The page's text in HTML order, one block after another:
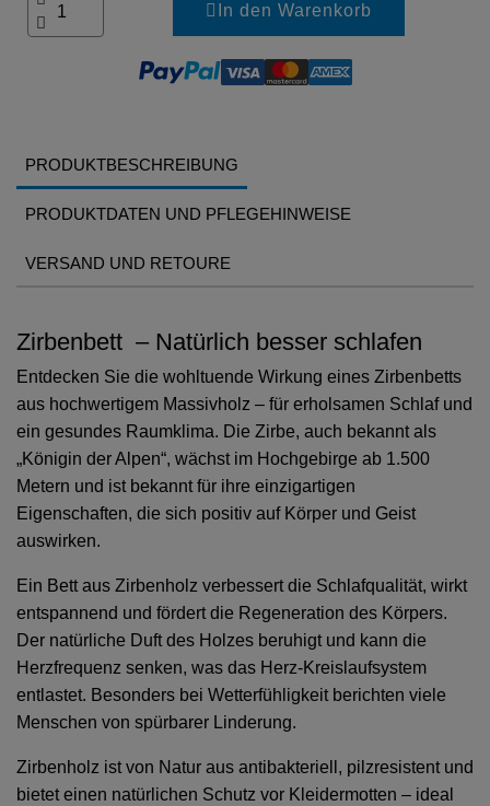
In den Warenkorb
PRODUKTBESCHREIBUNG
PRODUKTDATEN UND PFLEGEHINWEISE
VERSAND UND RETOURE
Zirbenbett – Natürlich besser schlafen
Entdecken Sie die wohltuende Wirkung eines Zirbenbetts
aus hochwertigem Massivholz – für erholsamen Schlaf und
ein gesundes Raumklima. Die Zirbe, auch bekannt als
„Königin der Alpen“, wächst im Hochgebirge ab 1.500
Metern und ist bekannt für ihre einzigartigen
Eigenschaften, die sich positiv auf Körper und Geist
auswirken.
Ein Bett aus Zirbenholz verbessert die Schlafqualität, wirkt
entspannend und fördert die Regeneration des Körpers.
Der natürliche Duft des Holzes beruhigt und kann die
Herzfrequenz senken, was das Herz-Kreislaufsystem
entlastet. Besonders bei Wetterfühligkeit berichten viele
Menschen von spürbarer Linderung.
Zirbenholz ist von Natur aus antibakteriell, pilzresistent und
bietet einen natürlichen Schutz vor Kleidermotten – ideal